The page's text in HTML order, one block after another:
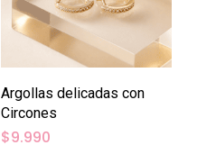
Argollas delicadas con
Circones
$9.990